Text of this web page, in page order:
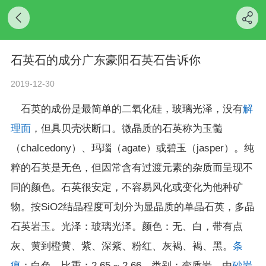
石英石的成分广东豪阳石英石告诉你
2019-12-30
石英的成份是最简单的二氧化硅，玻璃光泽，没有解
理面 ，但具贝壳状断口。微晶质的石英称为玉髓
（chalcedony）、玛瑙（agate）或碧玉（jasper）。纯
粹的石英是无色，但因常含有过渡元素的杂质而呈现不
同的颜色。石英很安定，不容易风化或变化为他种矿
物。按SiO2结晶程度可划分为显晶质的单晶石英，多晶
石英岩玉。光泽：玻璃光泽。颜色：无、白，带有点
灰、黄到橙黄、紫、深紫、粉红、灰褐、褐、黑。条